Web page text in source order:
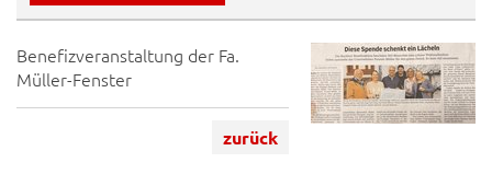
Benefizveranstaltung der Fa.
Müller-Fenster
zurück